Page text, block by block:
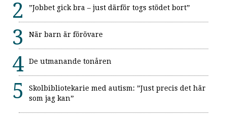
”Jobbet gick bra – just därför togs stödet bort”
När barn är förövare
De utmanande tonåren
Skolbibliotekarie med autism: ”Just precis det här
som jag kan”